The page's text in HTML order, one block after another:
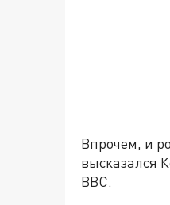
Впрочем, и
высказался
BBC.